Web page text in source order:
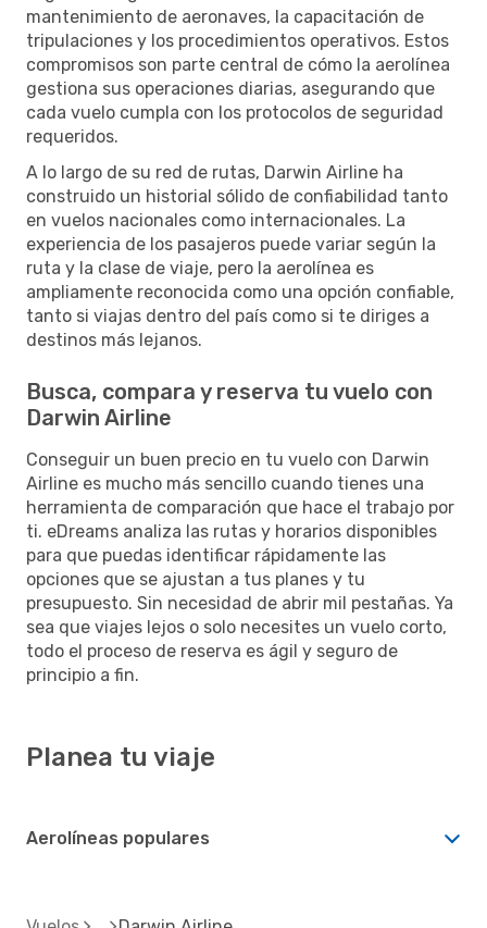
mantenimiento de aeronaves, la capacitación de
tripulaciones y los procedimientos operativos. Estos
compromisos son parte central de cómo la aerolínea
gestiona sus operaciones diarias, asegurando que
cada vuelo cumpla con los protocolos de seguridad
requeridos.
A lo largo de su red de rutas, Darwin Airline ha
construido un historial sólido de confiabilidad tanto
en vuelos nacionales como internacionales. La
experiencia de los pasajeros puede variar según la
ruta y la clase de viaje, pero la aerolínea es
ampliamente reconocida como una opción confiable,
tanto si viajas dentro del país como si te diriges a
destinos más lejanos.
Busca, compara y reserva tu vuelo con
Darwin Airline
Conseguir un buen precio en tu vuelo con Darwin
Airline es mucho más sencillo cuando tienes una
herramienta de comparación que hace el trabajo por
ti. eDreams analiza las rutas y horarios disponibles
para que puedas identificar rápidamente las
opciones que se ajustan a tus planes y tu
presupuesto. Sin necesidad de abrir mil pestañas. Ya
sea que viajes lejos o solo necesites un vuelo corto,
todo el proceso de reserva es ágil y seguro de
principio a fin.
Planea tu viaje
Aerolíneas populares